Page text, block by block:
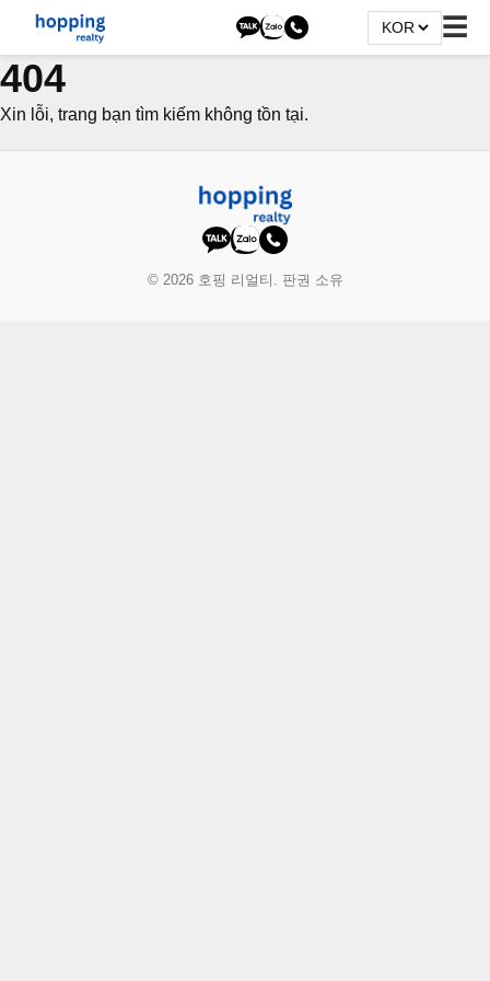
☰
404
Xin lỗi, trang bạn tìm kiếm không tồn tại.
© 2026 호핑 리얼티. 판권 소유